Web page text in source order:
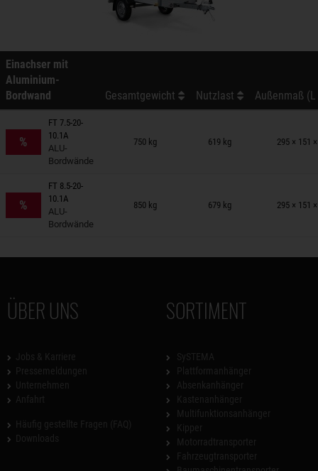
Einachser mit
Aluminium-
Bordwand
Gesamtgewicht Nutzlast Außenmaß
%
FT 7.5-20-
10.1A
ALU-
Bordwände
750 kg 619 kg 295 × 151
auf Merkzettel
%
FT 8.5-20-
10.1A
ALU-
Bordwände
850 kg 679 kg 295 × 151
auf Merkzettel
ÜBER UNS SORTIMENT